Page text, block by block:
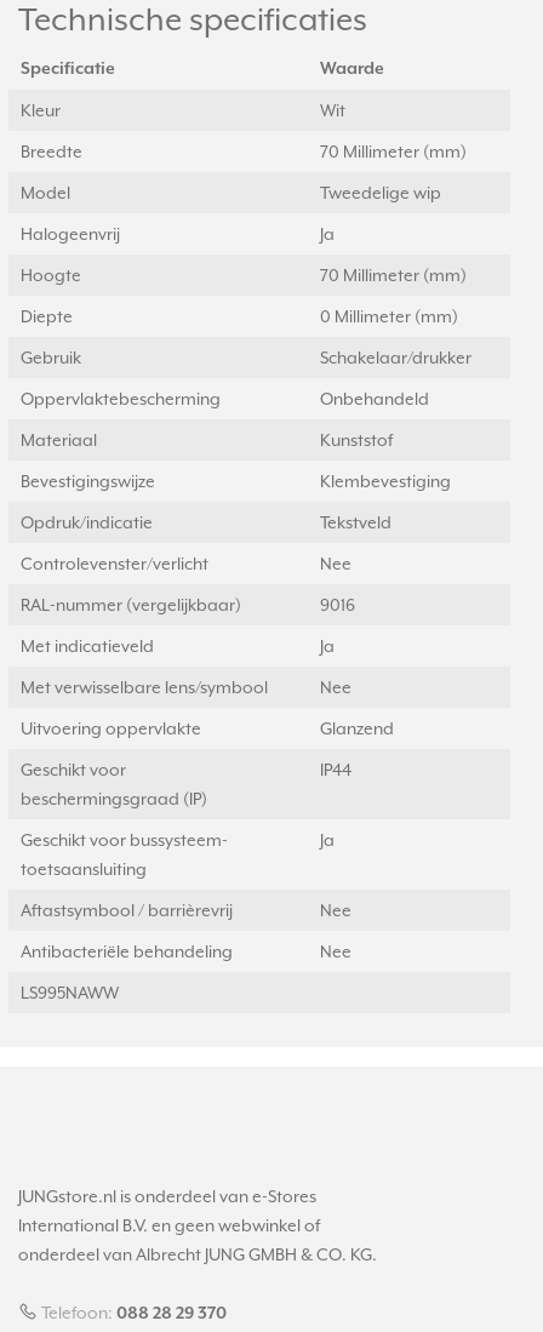
Technische specificaties
Specificatie Waarde
Kleur Wit
Breedte 70 Millimeter (mm)
Model Tweedelige wip
Halogeenvrij Ja
Hoogte 70 Millimeter (mm)
Diepte 0 Millimeter (mm)
Gebruik Schakelaar/drukker
Oppervlaktebescherming Onbehandeld
Materiaal Kunststof
Bevestigingswijze Klembevestiging
Opdruk/indicatie Tekstveld
Controlevenster/verlicht Nee
RAL-nummer (vergelijkbaar) 9016
Met indicatieveld Ja
Met verwisselbare lens/symbool Nee
Uitvoering oppervlakte Glanzend
Geschikt voor
beschermingsgraad (IP)
IP44
Geschikt voor bussysteem-
toetsaansluiting
Ja
Aftastsymbool / barrièrevrij Nee
Antibacteriële behandeling Nee
LS995NAWW
JUNGstore.nl is onderdeel van e-Stores
International B.V. en geen webwinkel of
onderdeel van Albrecht JUNG GMBH & CO. KG.
Telefoon: 088 28 29 370